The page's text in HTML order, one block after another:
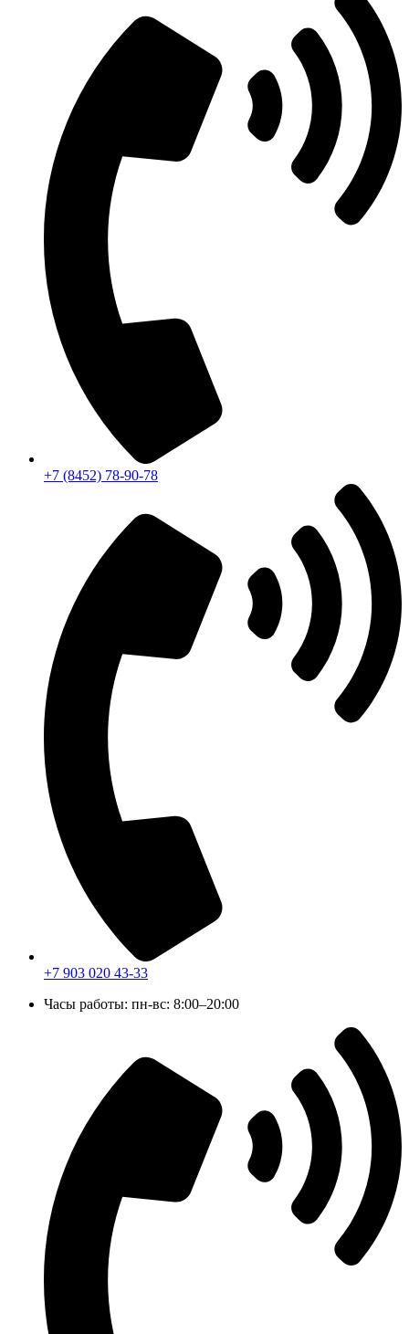
+7 (8452) 78-90-78
+7 903 020 43-33
Часы работы: пн-вс: 8:00–20:00